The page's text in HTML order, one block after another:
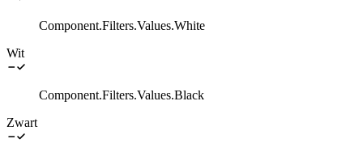
Component.Filters.Values.White
Wit
Component.Filters.Values.Black
Zwart